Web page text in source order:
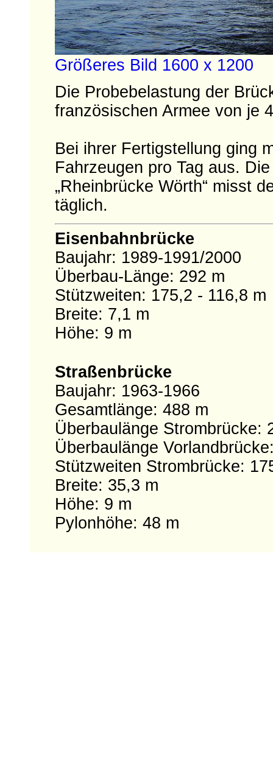
Größeres Bild 1600 x 1200
Die Probebelastung der
französischen Armee von je
Bei ihrer Fertigstellung ging
Fahrzeugen pro Tag aus.
„Rheinbrücke Wörth“ misst
täglich.
Eisenbahnbrücke
Baujahr: 1989-1991/2000
Überbau-Länge: 292 m
Stützweiten: 175,2 - 116,8 m
Breite: 7,1 m
Höhe: 9 m
Straßenbrücke
Baujahr: 1963-1966
Gesamtlänge: 488 m
Überbaulänge Strombrücke:
Überbaulänge
Stützweiten Strombrücke:
Breite: 35,3 m
Höhe: 9 m
Pylonhöhe: 48 m